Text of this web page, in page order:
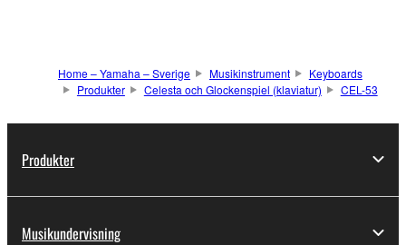
Home – Yamaha – Sverige Musikinstrument
Keyboards
Produkter
Celesta och Glockenspiel (klaviatur) CEL-53
Produkter
Musikundervisning